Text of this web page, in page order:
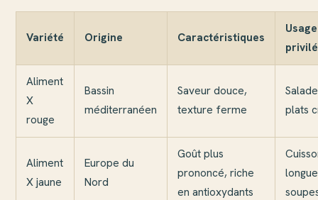
Variété Origine Caractéristiques
Usage
Aliment
X
rouge
Bassin
méditerranéen
Saveur douce,
texture ferme
plats
Aliment
X jaune
Europe du
Nord
Goût plus
prononcé, riche
en antioxydants